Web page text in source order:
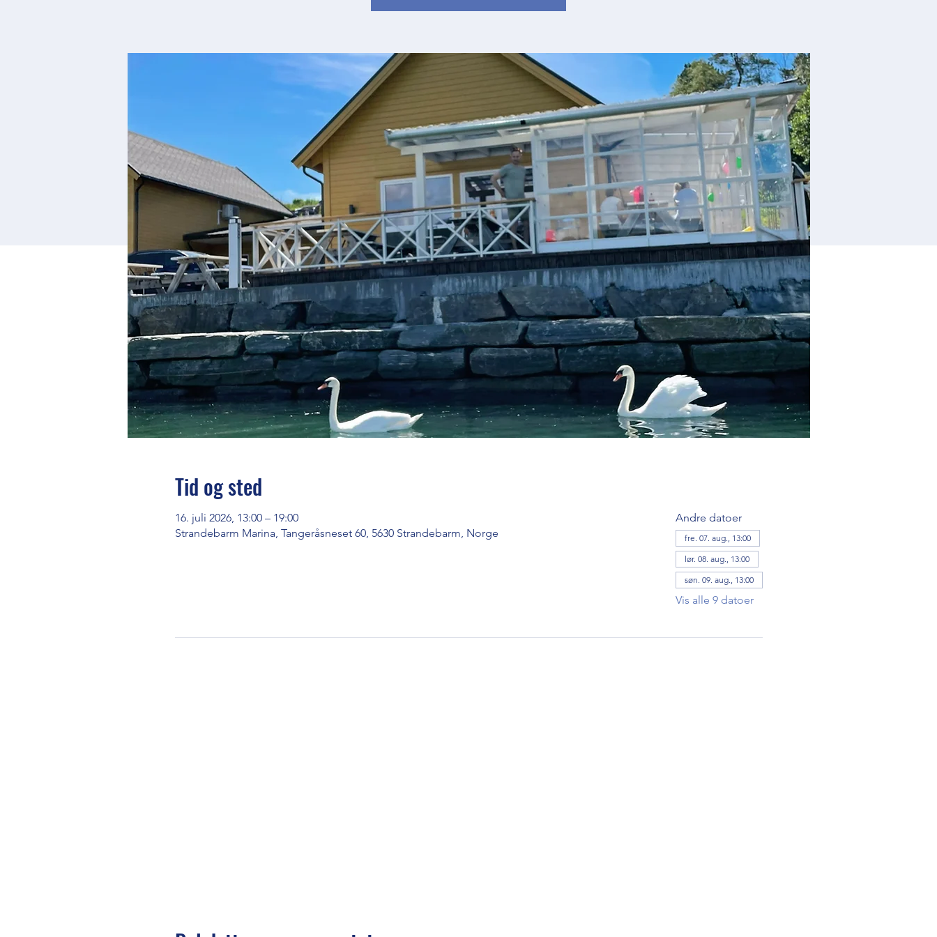
Tid og sted
16. juli 2026, 13:00 – 19:00
Strandebarm Marina, Tangeråsneset 60, 5630 Strandebarm, Norge
Andre datoer
fre. 07. aug., 13:00
lør. 08. aug., 13:00
søn. 09. aug., 13:00
Vis alle 9 datoer